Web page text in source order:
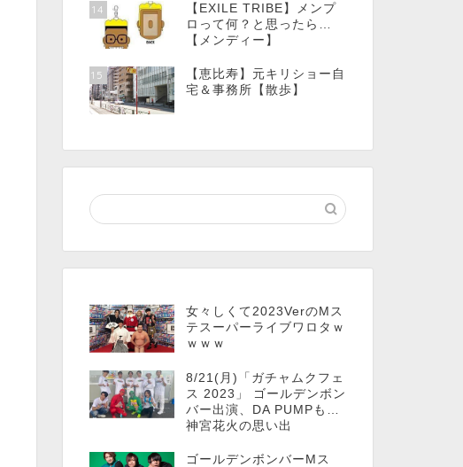
14
【EXILE TRIBE】メンプ
ロって何？と思ったら…
【メンディー】
15
【恵比寿】元キリショー自
宅＆事務所【散歩】
女々しくて2023VerのMス
テスーパーライブワロタｗ
ｗｗｗ
8/21(月)「ガチャムクフェ
ス 2023」 ゴールデンボン
バー出演、DA PUMPも…
神宮花火の思い出
ゴールデンボンバーMス